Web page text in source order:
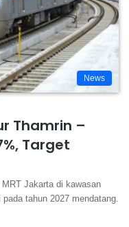
News
Thamrin –
Target
Jakarta di kawasan
tahun 2027 mendatang.